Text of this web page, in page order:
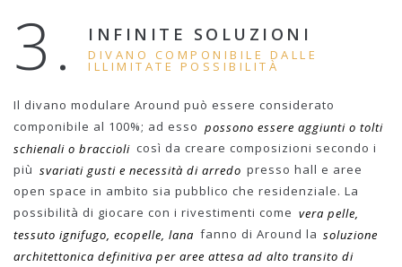
3. INFINITE SOLUZIONI
DIVANO COMPONIBILE DALLE
ILLIMITATE POSSIBILITÀ
Il divano modulare Around può essere considerato
componibile al 100%; ad esso possono essere aggiunti o tolti
schienali o braccioli così da creare composizioni secondo i
più svariati gusti e necessità di arredo presso hall e aree
open space in ambito sia pubblico che residenziale. La
possibilità di giocare con i rivestimenti come vera pelle,
tessuto ignifugo, ecopelle, lana fanno di Around la soluzione
architettonica definitiva per aree attesa ad alto transito di